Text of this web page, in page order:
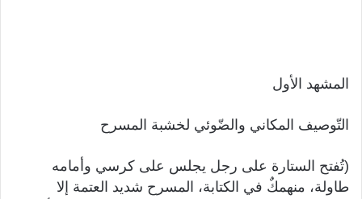
المشهد الأول
التّوصيف المكاني والضّوئي لخشبة المسرح
(تُفتح الستارة على رجل يجلس على كرسي وأمامه
طاولة، منهمكٌ في الكتابة، المسرح شديد العتمة إلا